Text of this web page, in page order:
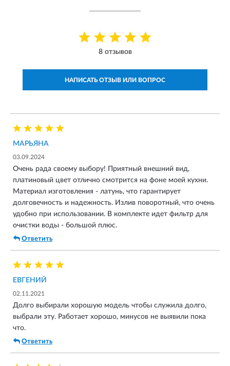
8 отзывов
НАПИСАТЬ ОТЗЫВ ИЛИ ВОПРОС
МАРЬЯНА
03.09.2024
Очень рада своему выбору! Приятный внешний вид,
платиновый цвет отлично смотрится на фоне моей кухни.
Материал изготовления - латунь, что гарантирует
долговечность и надежность. Излив поворотный, что очень
удобно при использовании. В комплекте идет фильтр для
очистки воды - большой плюс.
Ответить
ЕВГЕНИЙ
02.11.2021
Долго выбирали хорошую модель чтобы служила долго,
выбрали эту. Работает хорошо, минусов не выявили пока
что.
Ответить